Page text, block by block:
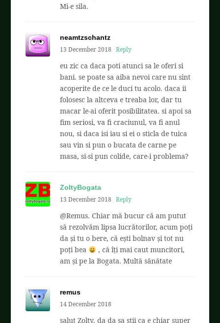
Mi-e sila.
neamtzschantz
13 December 2018
Reply
eu zic ca daca poti atunci sa le oferi si
bani. se poate sa aiba nevoi care nu sint
acoperite de ce le duci tu acolo. daca ii
folosesc la altceva e treaba lor, dar tu
macar le-ai oferit posibilitatea. si apoi sa
fim seriosi, va fi craciunul, va fi anul
nou, si daca isi iau si ei o sticla de tuica
sau vin si pun o bucata de carne pe
masa, si-si pun colide, care-i problema?
ZoltyBogata
13 December 2018
Reply
@Remus. Chiar mă bucur că am putut
să rezolvăm lipsa lucrătorilor, acum poți
da și tu o bere, că ești bolnav și tot nu
poți bea
, că îți mai caut muncitori,
am și pe la Bogata. Multă sănătate
remus
14 December 2018
salut Zolty, da da sa stii ca e chiar super